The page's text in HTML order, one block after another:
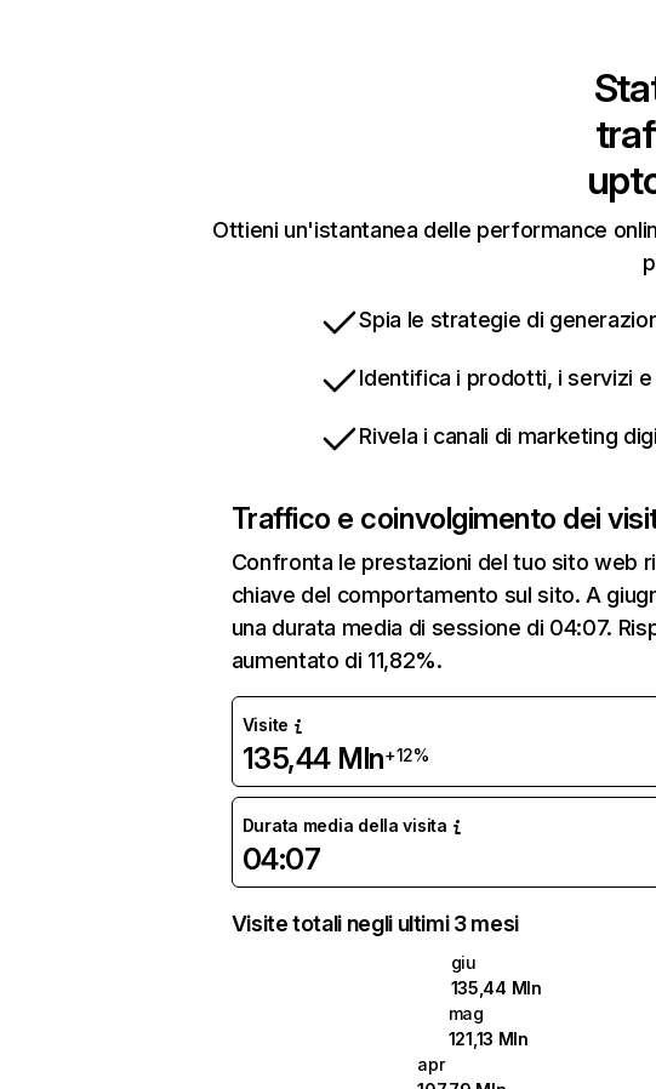
Ottieni un'istantanea delle performance
Spia le strategie di
Identifica i prodotti, i servizi
Rivela i canali di marketing
Traffico e coinvolgimento dei
Confronta le prestazioni del tuo sito web
chiave del comportamento sul sito. A
una durata media di sessione di 04:07.
aumentato di 11,82%.
Visite
135,44 Mln+12%
Durata media della visita
04:07
Visite totali negli ultimi 3 mesi
giu
135,44 Mln
mag
121,13 Mln
apr